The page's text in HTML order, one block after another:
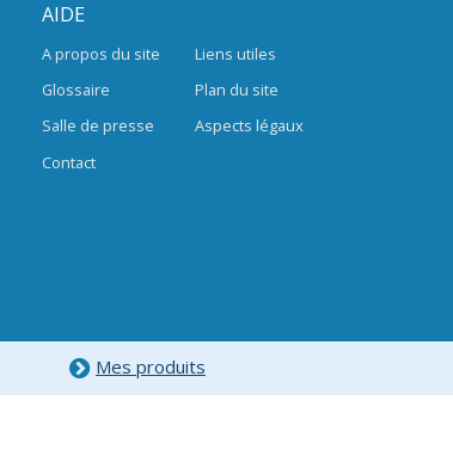
AIDE
A propos du site
Glossaire
Salle de presse
Contact
Liens utiles
Plan du site
Aspects légaux
Mes produits